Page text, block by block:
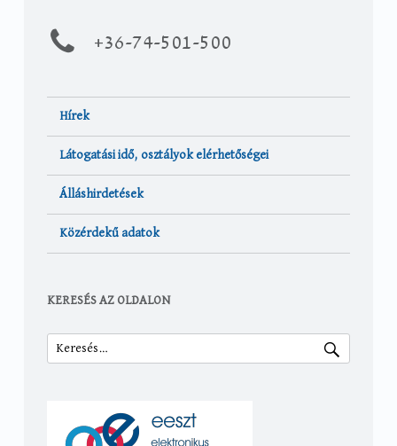
+36-74-501-500
Hírek
Látogatási idő, osztályok elérhetőségei
Álláshirdetések
Közérdekű adatok
KERESÉS AZ OLDALON
Keresés: